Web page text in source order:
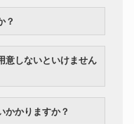
？
かかりますか？